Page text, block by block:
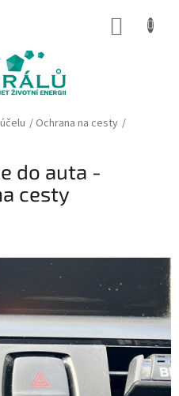
/ Ochrana na cesty /
do auta -
cesty